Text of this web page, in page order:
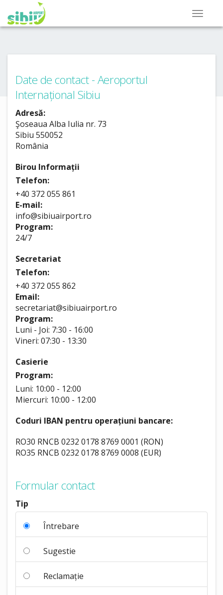
Date de contact - Aeroportul
Internațional Sibiu
Adresă:
Şoseaua Alba Iulia nr. 73
Sibiu 550052
România
Birou Informații
Telefon:
+40 372 055 861
E-mail:
info@sibiuairport.ro
Program:
24/7
Secretariat
Telefon:
+40 372 055 862
Email:
secretariat@sibiuairport.ro
Program:
Luni - Joi: 7:30 - 16:00
Vineri: 07:30 - 13:30
Casierie
Program:
Luni: 10:00 - 12:00
Miercuri: 10:00 - 12:00
Coduri IBAN pentru operațiuni bancare:
RO30 RNCB 0232 0178 8769 0001 (RON)
RO35 RNCB 0232 0178 8769 0008 (EUR)
Formular contact
Tip
Întrebare
Sugestie
Reclamație